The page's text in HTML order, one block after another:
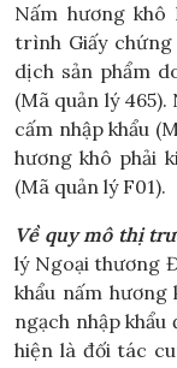
Nấm hương
trình Giấy
dịch sản phẩm
(Mã quản lý
cấm nhập khẩu
hương khô phải
(Mã quản lý F01).
Về quy mô thị
lý Ngoại thương
khẩu nấm
ngạch nhập
hiện là đối tác